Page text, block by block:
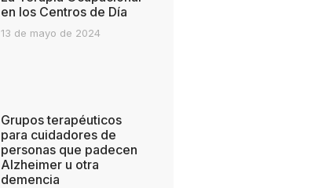
en los Centros de Día
13 de mayo de 2024
Grupos terapéuticos
para cuidadores de
personas que padecen
Alzheimer u otra
demencia